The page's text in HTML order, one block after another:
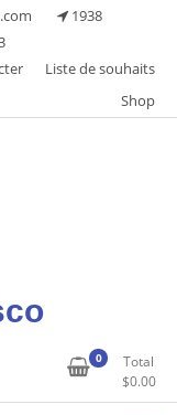
1938
Liste de souhaits
Shop
0
Total
$0.00